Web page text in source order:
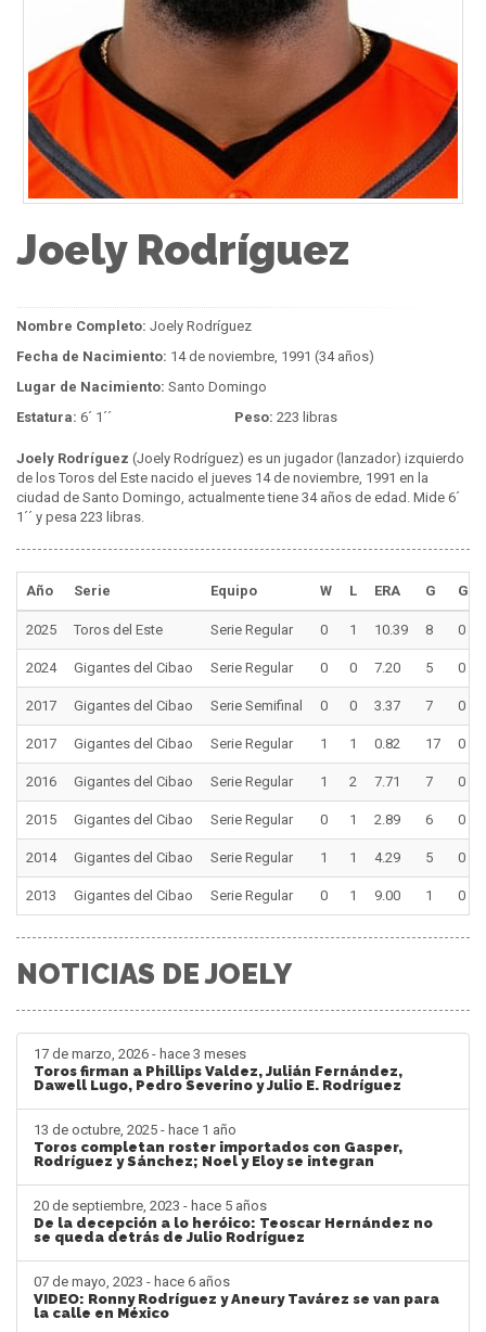
Joely Rodríguez
Nombre Completo: Joely Rodríguez
Fecha de Nacimiento: 14 de noviembre, 1991 (34 años)
Lugar de Nacimiento: Santo Domingo
Estatura: 6´ 1´´ Peso: 223 libras
Joely Rodríguez (Joely Rodríguez) es un jugador (lanzador) izquierdo
de los Toros del Este nacido el jueves 14 de noviembre, 1991 en la
ciudad de Santo Domingo, actualmente tiene 34 años de edad. Mide 6´
1´´ y pesa 223 libras.
Año Serie Equipo W L ERA G GS
2025 Toros del Este Serie Regular 0 1 10.39 8 0
2024 Gigantes del Cibao Serie Regular 0 0 7.20 5 0
2017 Gigantes del Cibao Serie Semifinal 0 0 3.37 7 0
2017 Gigantes del Cibao Serie Regular 1 1 0.82 17 0
2016 Gigantes del Cibao Serie Regular 1 2 7.71 7 0
2015 Gigantes del Cibao Serie Regular 0 1 2.89 6 0
2014 Gigantes del Cibao Serie Regular 1 1 4.29 5 0
2013 Gigantes del Cibao Serie Regular 0 1 9.00 1 0
NOTICIAS DE JOELY
17 de marzo, 2026 - hace 3 meses
Toros firman a Phillips Valdez, Julián Fernández,
Dawell Lugo, Pedro Severino y Julio E. Rodríguez
13 de octubre, 2025 - hace 1 año
Toros completan roster importados con Gasper,
Rodríguez y Sánchez; Noel y Eloy se integran
20 de septiembre, 2023 - hace 5 años
De la decepción a lo heróico: Teoscar Hernández no
se queda detrás de Julio Rodríguez
07 de mayo, 2023 - hace 6 años
VIDEO: Ronny Rodríguez y Aneury Tavárez se van para
la calle en México